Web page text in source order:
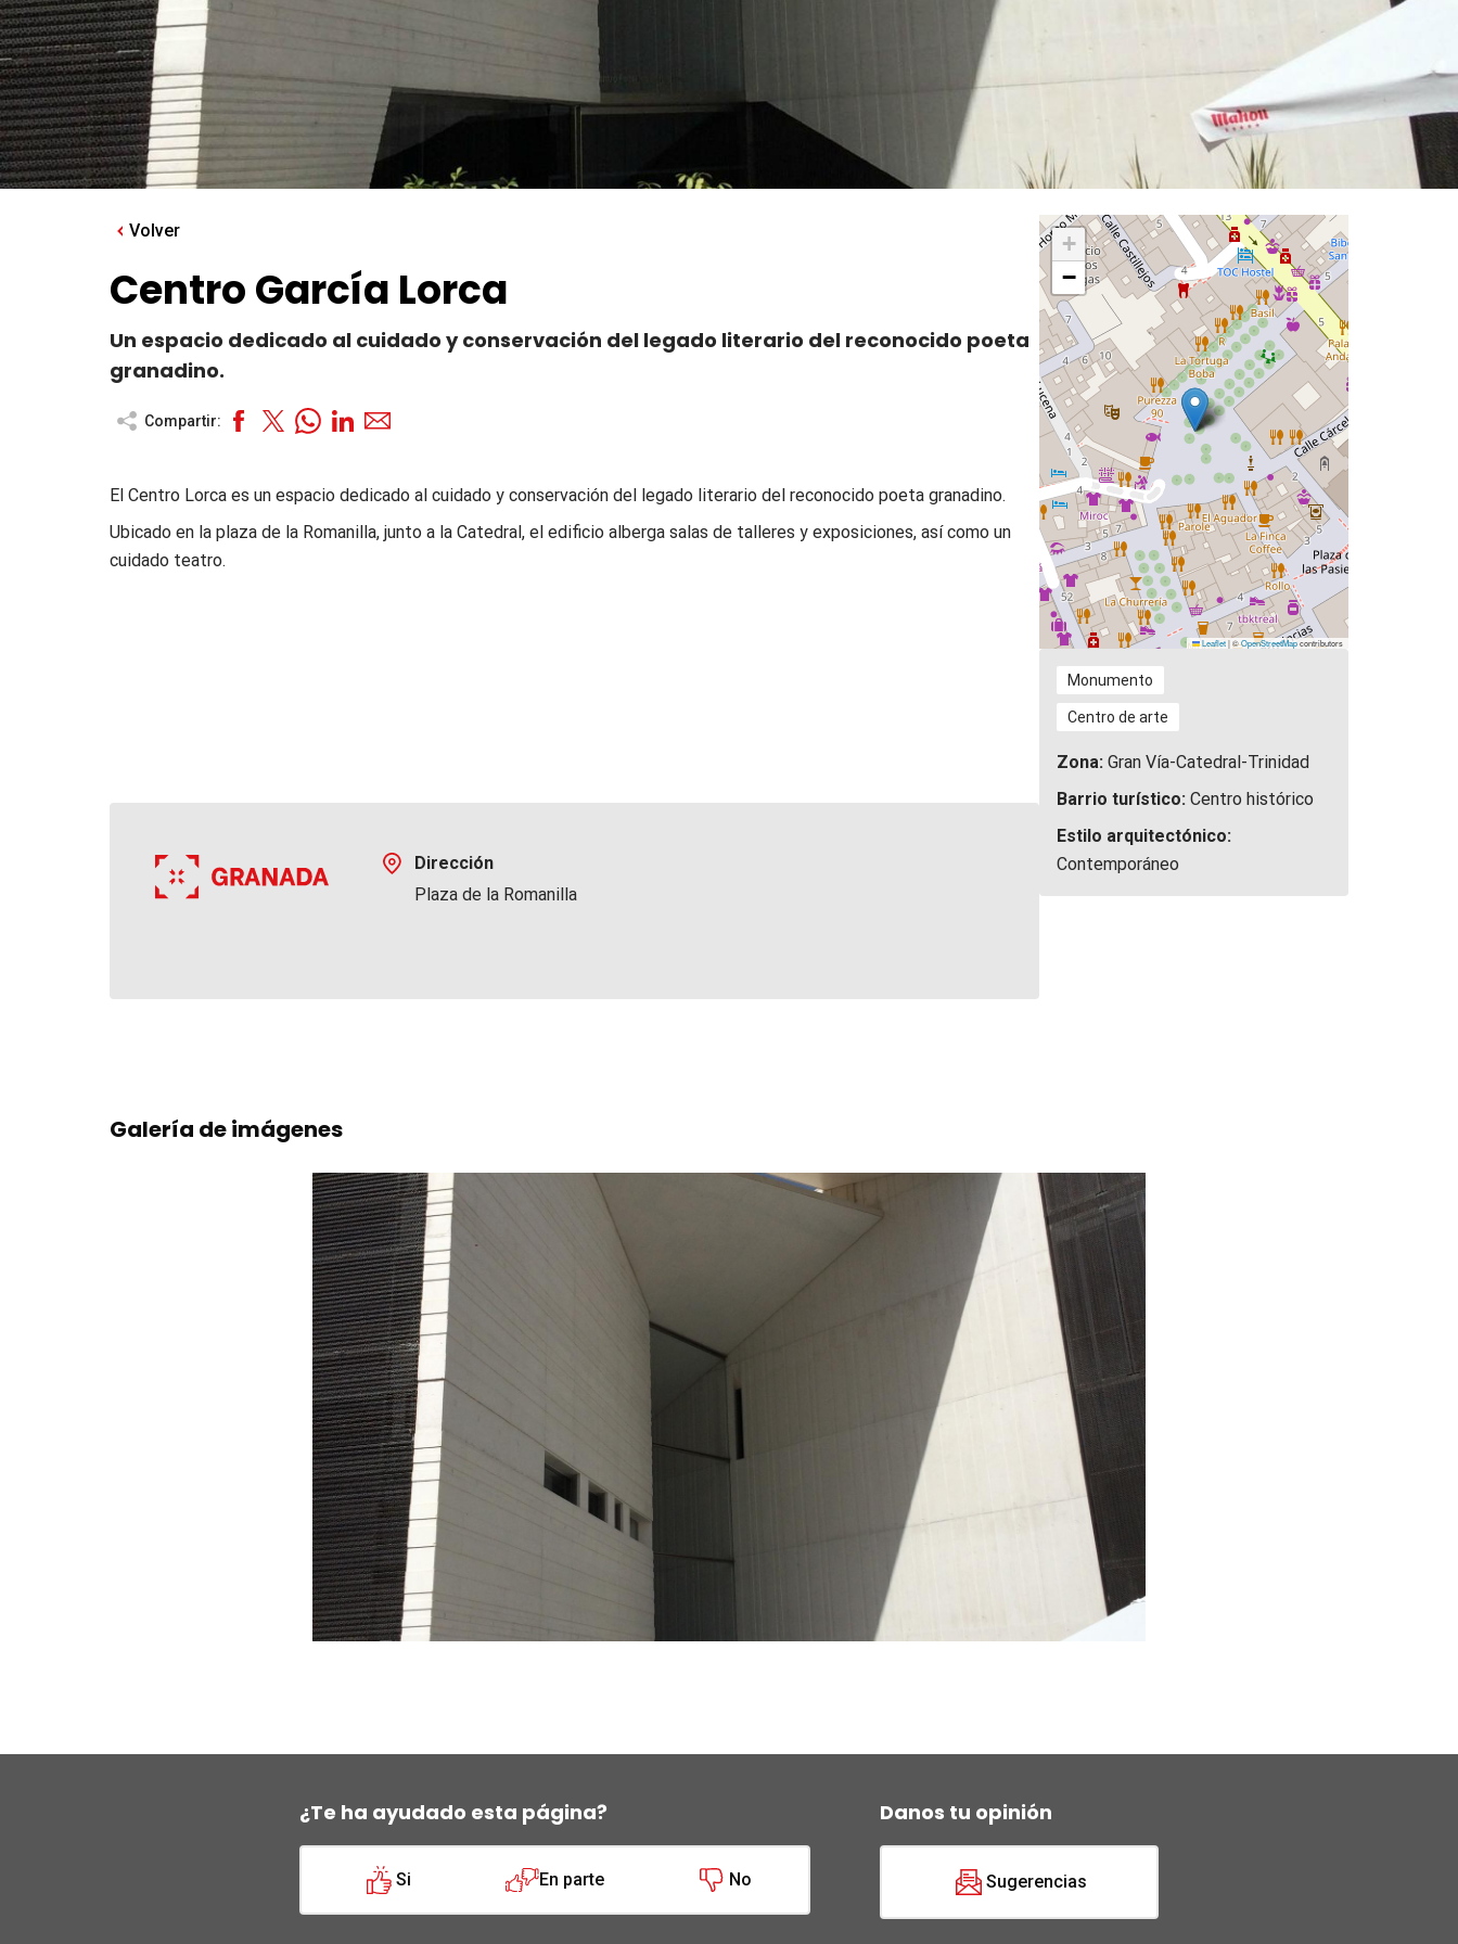
Volver
Centro García Lorca
Un espacio dedicado al cuidado y conservación del legado literario del reconocido poeta
granadino.
Compartir:
El Centro Lorca es un espacio dedicado al cuidado y conservación del legado literario del reconocido poeta granadino.
Ubicado en la plaza de la Romanilla, junto a la Catedral, el edificio alberga salas de talleres y exposiciones, así como un
cuidado teatro.
Dirección
Plaza de la Romanilla
+
−
Leaflet|©OpenStreetMapcontributors
Monumento
Centro de arte
Zona: Gran Vía-Catedral-Trinidad
Barrio turístico: Centro histórico
Estilo arquitectónico:
Contemporáneo
Galería de imágenes
¿Te ha ayudado esta página?
Si En parte No
Danos tu opinión
Sugerencias